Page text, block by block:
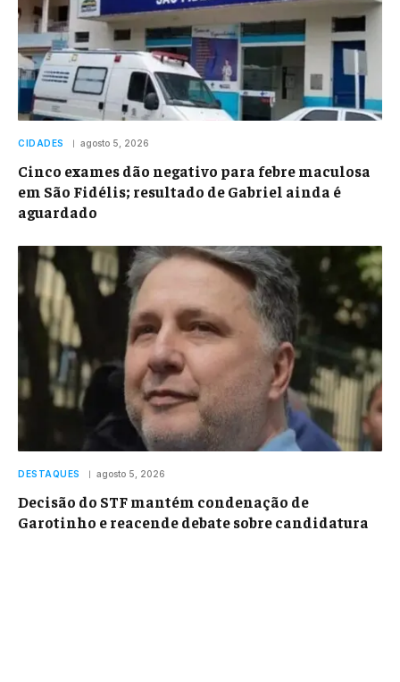
CIDADES agosto 5, 2026
Cinco exames dão negativo para febre maculosa
em São Fidélis; resultado de Gabriel ainda é
aguardado
DESTAQUES agosto 5, 2026
Decisão do STF mantém condenação de
Garotinho e reacende debate sobre candidatura